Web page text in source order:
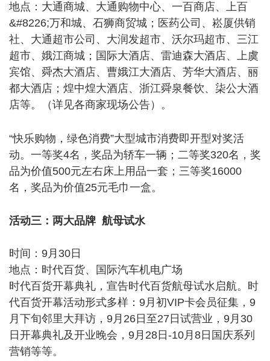
地点：大通商城、大通购物中心、一百商店、上百
&#8226;万和城、石狮商贸城；医药公司、崧厦供销
社、大通超市公司、大润发超市、沃尔玛超市、三江
超市、娥江商城；国际大酒店、雷迪森大酒店、上虞
宾馆、舜杰大酒店、曹娥江大酒店、芳华大酒店、丽
都大酒店；煌中煌大酒店、浙江舜泉餐饮、柒公大酒
店等。（详见各商家现场公告）。
“快乐购物，绿色消费”大型城市消费即开型对奖活
动。一等奖4名，奖品为轿车一辆；二等奖320名，奖
品为价值500元左右床上用品一套；三等奖16000
名，奖品为价值25元毛巾一盒。
活动三：两大品牌 航母试水
时间：9月30日
地点：时代百货、国际汽车机电广场
时代百货开幕典礼，宣告时代百货航母试水启航。时
代百货开幕活动形式多样：9月初VIP卡会员征集，9
月下旬邻里大拜访，9月26日至27日试营业，9月30
日开幕典礼及开业晚会，9月28日-10月8日国庆系列
营销等等。